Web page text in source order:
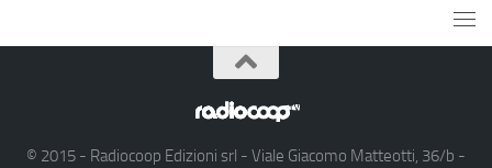
© 2015 - Radiocoop Edizioni srl - Viale Giacomo Matteotti, 36/b -